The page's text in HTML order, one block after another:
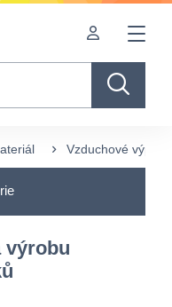
Vzduchové výplně
výrobu